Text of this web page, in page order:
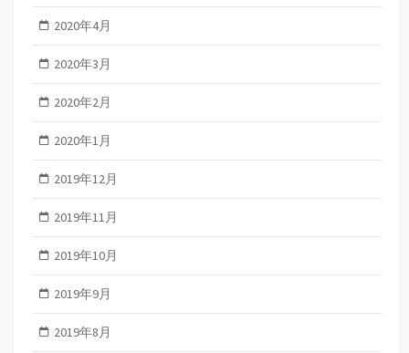
2020年4月
2020年3月
2020年2月
2020年1月
2019年12月
2019年11月
2019年10月
2019年9月
2019年8月